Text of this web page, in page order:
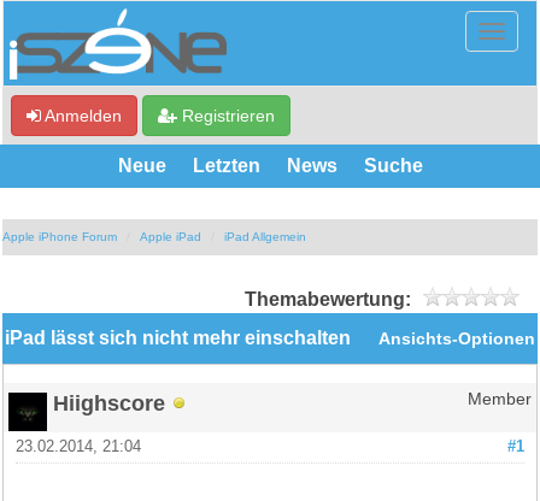
Anmelden Registrieren
Neue Letzten News Suche
Apple iPhone Forum Apple iPad iPad Allgemein
Themabewertung:
Ansichts-Optionen
iPad lässt sich nicht mehr einschalten
Hiighscore Member
#1
23.02.2014, 21:04